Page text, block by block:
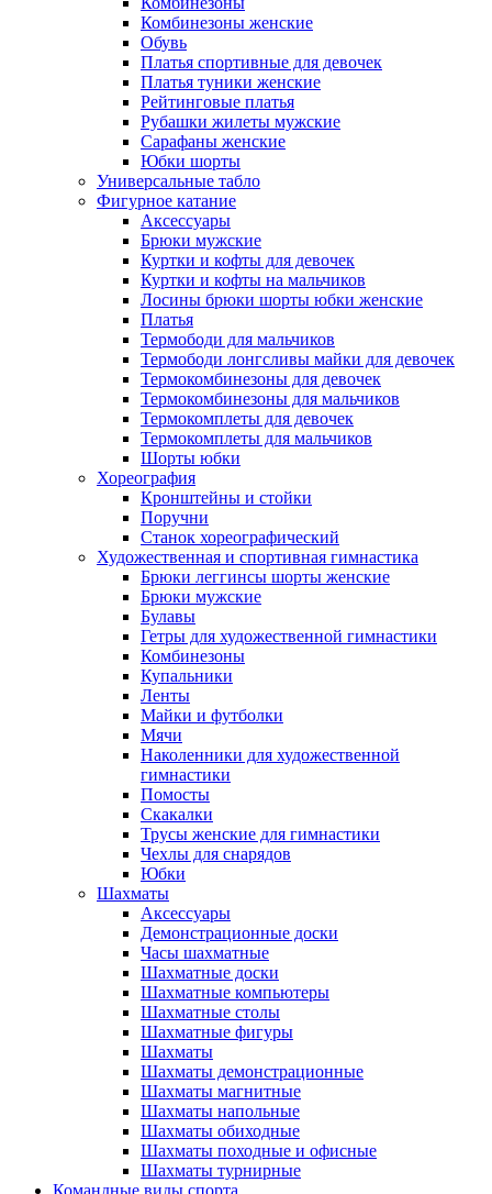
Комбинезоны женские
Обувь
Платья спортивные для девочек
Платья туники женские
Рейтинговые платья
Рубашки жилеты мужские
Сарафаны женские
Юбки шорты
Универсальные табло
Фигурное катание
Аксессуары
Брюки мужские
Куртки и кофты для девочек
Куртки и кофты на мальчиков
Лосины брюки шорты юбки женские
Платья
Термободи для мальчиков
Термободи лонгсливы майки для девочек
Термокомбинезоны для девочек
Термокомбинезоны для мальчиков
Термокомплеты для девочек
Термокомплеты для мальчиков
Шорты юбки
Хореография
Кронштейны и стойки
Поручни
Станок хореографический
Художественная и спортивная гимнастика
Брюки леггинсы шорты женские
Брюки мужские
Булавы
Гетры для художественной гимнастики
Комбинезоны
Купальники
Ленты
Майки и футболки
Мячи
Наколенники для художественной
гимнастики
Помосты
Скакалки
Трусы женские для гимнастики
Чехлы для снарядов
Юбки
Шахматы
Аксессуары
Демонстрационные доски
Часы шахматные
Шахматные доски
Шахматные компьютеры
Шахматные столы
Шахматные фигуры
Шахматы
Шахматы демонстрационные
Шахматы магнитные
Шахматы напольные
Шахматы обиходные
Шахматы походные и офисные
Шахматы турнирные
Командные виды спорта